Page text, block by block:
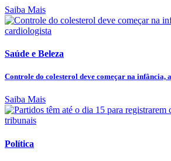
Saiba Mais
Saúde e Beleza
Controle do colesterol deve começar na infância,
Saiba Mais
Política